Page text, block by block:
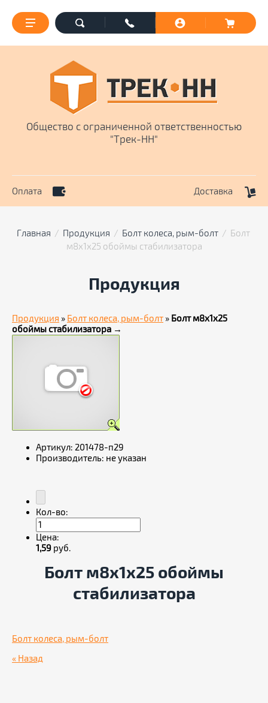
Оплата Доставка
Общество с ограниченной ответственностью
"Трек-НН"
Главная
  /
Продукция
  /
Болт колеса, рым-болт
  /  Болт
м8х1х25 обоймы стабилизатора
Продукция
Продукция » Болт колеса, рым-болт » Болт м8х1х25
обоймы стабилизатора →
Артикул: 201478-п29
Производитель: не указан
Кол-во:
Цена:
1,59 руб.
Болт м8х1х25 обоймы
стабилизатора
Болт колеса, рым-болт
« Назад